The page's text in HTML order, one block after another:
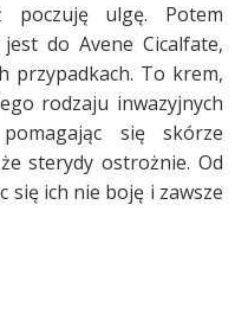
poczuję ulgę. Potem
do Avene Cicalfate,
przypadkach. To krem,
rodzaju inwazyjnych
się skórze
sterydy ostrożnie. Od
się ich nie boję i zawsze